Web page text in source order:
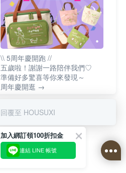
\\ 5周年慶開跑 //
五歲啦！謝謝一路陪伴我們♡
準備好多驚喜等你來發現～
周年慶開逛 →
回覆至 HOUSUXI
加入綁訂領100折扣金
連結 LINE 帳號